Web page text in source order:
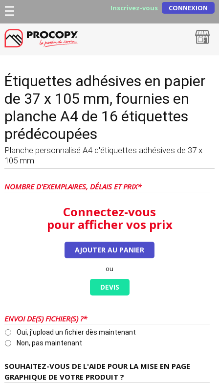
Inscrivez-vous CONNEXION
Étiquettes adhésives en papier
de 37 x 105 mm, fournies en
planche A4 de 16 étiquettes
prédécoupées
Planche personnalisé A4 d'étiquettes adhésives de 37 x
105 mm
NOMBRE D'EXEMPLAIRES, DÉLAIS ET PRIX*
Connectez-vous
pour afficher vos prix
AJOUTER AU PANIER
ou
DEVIS
ENVOI DE(S) FICHIER(S) ?*
Oui, j'upload un fichier dès maintenant
Non, pas maintenant
SOUHAITEZ-VOUS DE L'AIDE POUR LA MISE EN PAGE
GRAPHIQUE DE VOTRE PRODUIT ?